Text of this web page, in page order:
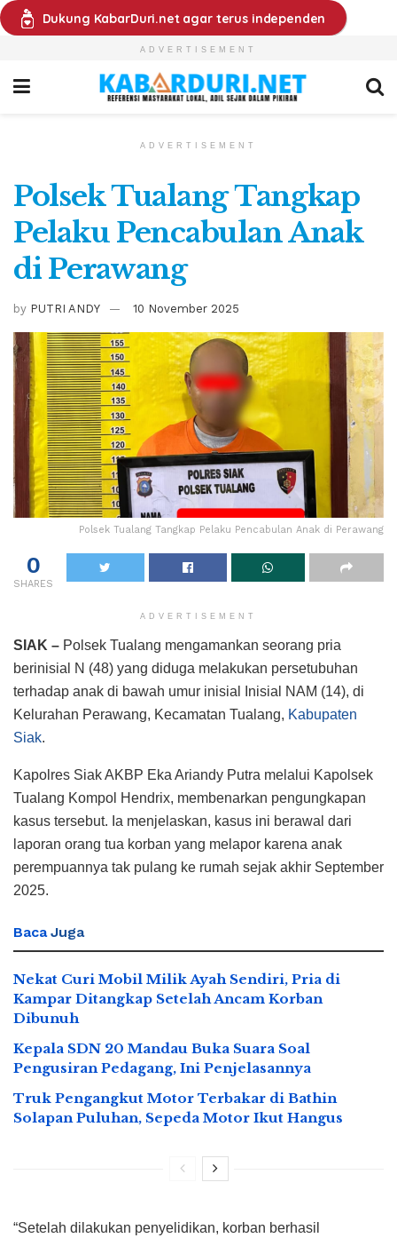
Dukung KabarDuri.net agar terus independen
ADVERTISEMENT
ADVERTISEMENT
Polsek Tualang Tangkap
Pelaku Pencabulan Anak
di Perawang
by PUTRI ANDY 10 November 2025
Polsek Tualang Tangkap Pelaku Pencabulan Anak di Perawang
0
SHARES
ADVERTISEMENT
SIAK – Polsek Tualang mengamankan seorang pria
berinisial N (48) yang diduga melakukan persetubuhan
terhadap anak di bawah umur inisial Inisial NAM (14), di
Kelurahan Perawang, Kecamatan Tualang, Kabupaten
Siak.
Kapolres Siak AKBP Eka Ariandy Putra melalui Kapolsek
Tualang Kompol Hendrix, membenarkan pengungkapan
kasus tersebut. Ia menjelaskan, kasus ini berawal dari
laporan orang tua korban yang melapor karena anak
perempuannya tak pulang ke rumah sejak akhir September
2025.
Baca Juga
Nekat Curi Mobil Milik Ayah Sendiri, Pria di
Kampar Ditangkap Setelah Ancam Korban
Dibunuh
Kepala SDN 20 Mandau Buka Suara Soal
Pengusiran Pedagang, Ini Penjelasannya
Truk Pengangkut Motor Terbakar di Bathin
Solapan Puluhan, Sepeda Motor Ikut Hangus
“Setelah dilakukan penyelidikan, korban berhasil